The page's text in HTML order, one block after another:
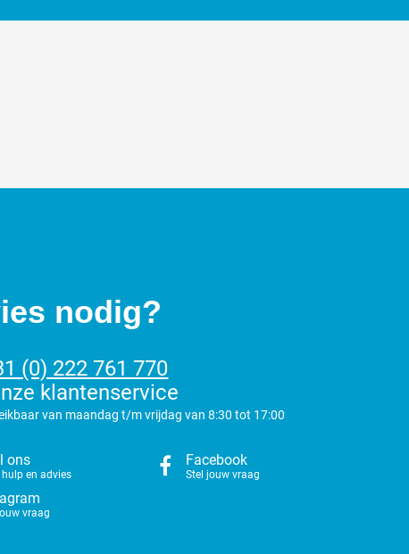
nodig?
(0) 222 761 770
klantenservice
van maandag t/m vrijdag van 8:30 tot 17:00
ons
en advies
Facebook
Stel jouw vraag
vraag